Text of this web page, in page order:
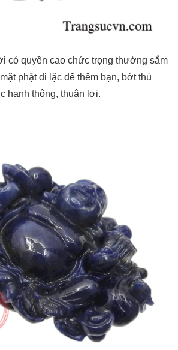
có quyền cao chức trọng thường sắm
phật di lặc để thêm bạn, bớt thù
hanh thông, thuận lợi.